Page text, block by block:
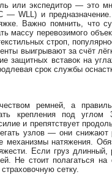
или экспедитор — это
WLL) и
Важно помнить, что
массу перевозимого
строп,
выигрывают за счёт
защитных вставок на
срок службы
ремней, а
крепления под углом
и препятствует
узлов — они снижают
механизмы натяжения.
Если груз
Не стоит полагаться
сетку.